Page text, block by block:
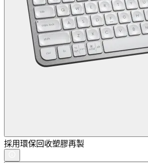
採用環保回收塑膠再製